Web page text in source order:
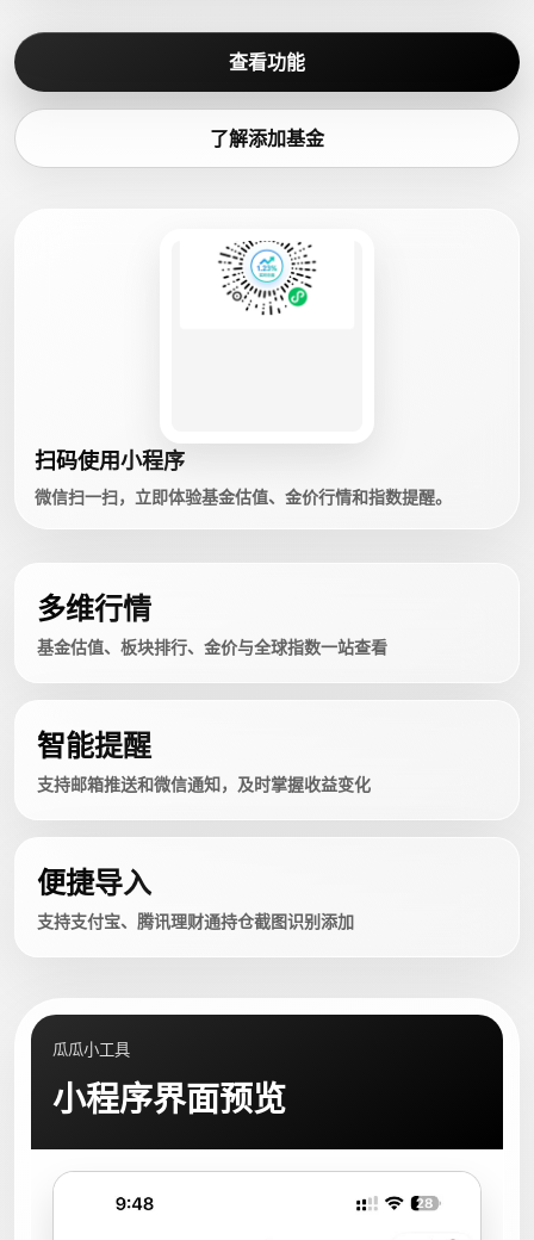
查看功能
了解添加基金
扫码使用小程序
微信扫一扫，立即体验基金估值、金价行情和指数提醒。
多维行情
基金估值、板块排行、金价与全球指数一站查看
智能提醒
支持邮箱推送和微信通知，及时掌握收益变化
便捷导入
支持支付宝、腾讯理财通持仓截图识别添加
瓜瓜小工具
小程序界面预览